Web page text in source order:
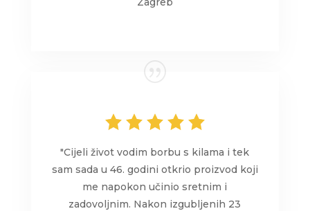
"Cijeli život vodim borbu s kilama i tek
sam sada u 46. godini otkrio proizvod koji
me napokon učinio sretnim i
zadovoljnim. Nakon izgubljenih 23